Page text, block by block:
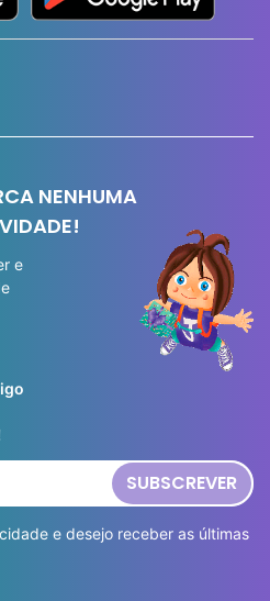
NENHUMA
e
SUBSCREVER
e desejo receber as últimas